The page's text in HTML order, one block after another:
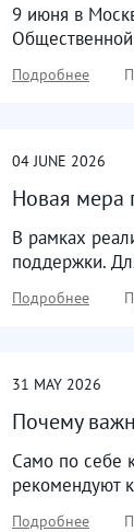
9 июня в
Подробнее
04 JUNE 2026
Новая мера
В рамках
поддержки.
Подробнее
31 MAY 2026
Почему
Само по себе
рекомендуют
Подробнее